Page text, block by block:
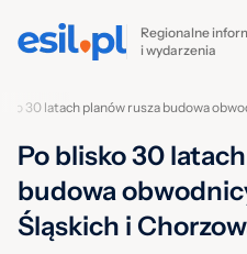
Regionalne
i wydarzenia
30 latach planów rusza budowa
Po blisko 30
budowa
Śląskich i